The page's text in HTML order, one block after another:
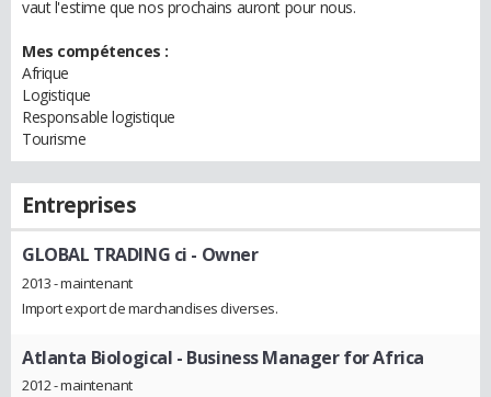
vaut l'estime que nos prochains auront pour nous.
Mes compétences :
Afrique
Logistique
Responsable logistique
Tourisme
Entreprises
GLOBAL TRADING ci - Owner
2013 - maintenant
Import export de marchandises diverses.
Atlanta Biological - Business Manager for Africa
2012 - maintenant